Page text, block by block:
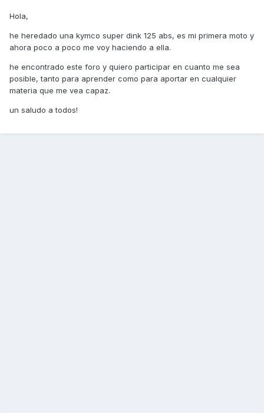
Hola,
he heredado una kymco super dink 125 abs, es mi primera moto y
ahora poco a poco me voy haciendo a ella.
he encontrado este foro y quiero participar en cuanto me sea
posible, tanto para aprender como para aportar en cualquier
materia que me vea capaz.
un saludo a todos!